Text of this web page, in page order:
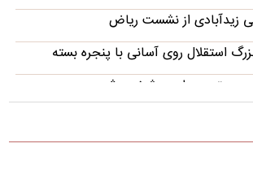
زیدآبادی از نشست ریاض
استقلال روی آسانی با پنجره بسته
مجتبی جباری مشخص شد